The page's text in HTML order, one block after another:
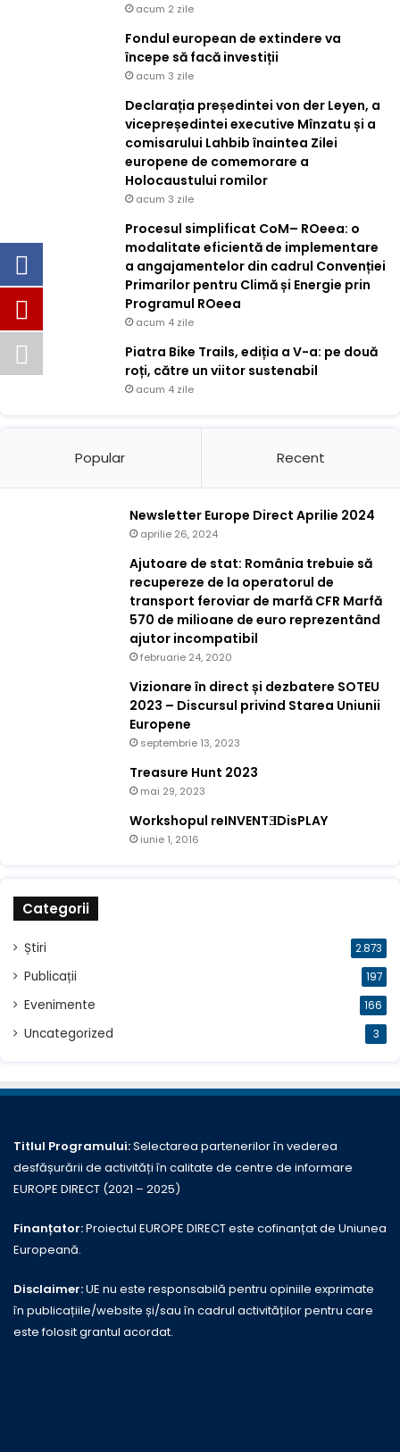
acum 2 zile
Fondul european de extindere va
începe să facă investiții
acum 3 zile
Declarația președintei von der Leyen, a
vicepreședintei executive Mînzatu și a
comisarului Lahbib înaintea Zilei
europene de comemorare a
Holocaustului romilor
acum 3 zile
Procesul simplificat CoM– ROeea: o
modalitate eficientă de implementare
a angajamentelor din cadrul Convenției
Primarilor pentru Climă și Energie prin
Programul ROeea
acum 4 zile
Piatra Bike Trails, ediția a V-a: pe două
roți, către un viitor sustenabil
acum 4 zile
Popular Recent
Newsletter Europe Direct Aprilie 2024
aprilie 26, 2024
Ajutoare de stat: România trebuie să
recupereze de la operatorul de
transport feroviar de marfă CFR Marfă
570 de milioane de euro reprezentând
ajutor incompatibil
februarie 24, 2020
Vizionare în direct și dezbatere SOTEU
2023 – Discursul privind Starea Uniunii
Europene
septembrie 13, 2023
Treasure Hunt 2023
mai 29, 2023
Workshopul reINVENTƎDisPLAY
iunie 1, 2016
Categorii
Știri 2.873
Publicații 197
Evenimente 166
Uncategorized 3
Titlul Programului:Selectarea partenerilor în vederea
desfășurării de activități în calitate de centre de informare
EUROPE DIRECT (2021 – 2025)
Finanțator:Proiectul EUROPE DIRECT este cofinanțat de Uniunea
Europeană.
Disclaimer:UE nu este responsabilă pentru opiniile exprimate
în publicațiile/website și/sau în cadrul activităților pentru care
este folosit grantul acordat.